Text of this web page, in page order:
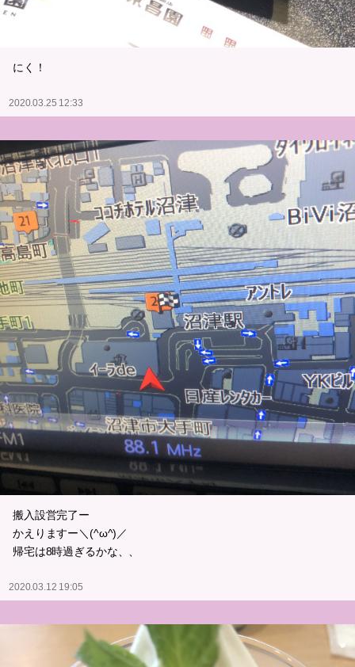
にく！
2020.03.25 12:33
搬入設営完了ー
かえりますー＼(^ω^)／
帰宅は8時過ぎるかな、、
2020.03.12 19:05